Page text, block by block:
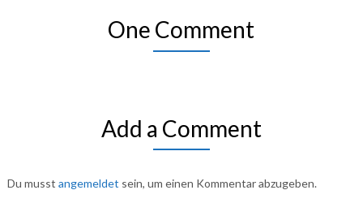
One Comment
Add a Comment
Du musst angemeldet sein, um einen Kommentar abzugeben.